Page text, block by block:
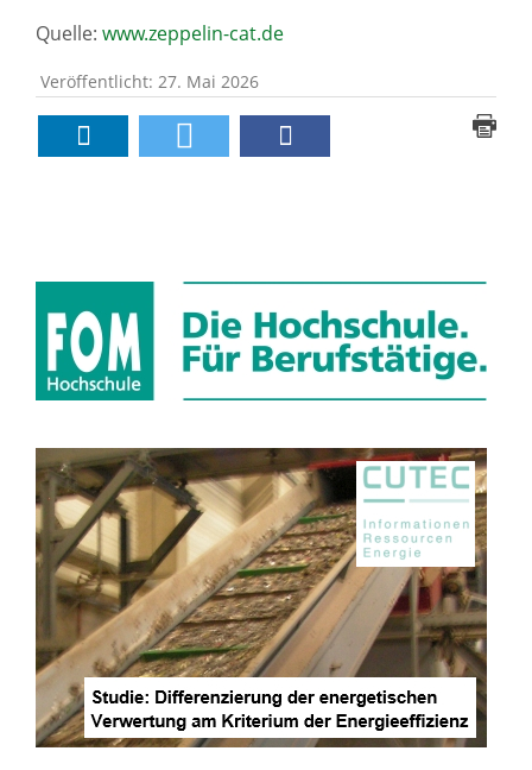
Quelle: www.zeppelin-cat.de
Veröffentlicht: 27. Mai 2026